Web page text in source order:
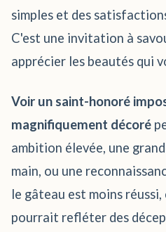
simples et des
C'est une invitation à
apprécier les beautés qui
Voir un saint-honoré
magnifiquement décoré
ambition élevée, une
main, ou une
le gâteau est moins
pourrait refléter des